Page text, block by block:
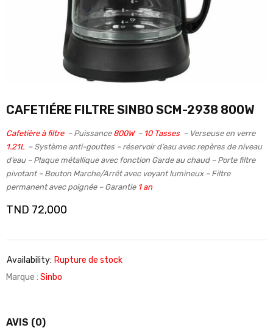
CAFETIÉRE FILTRE SINBO SCM-2938 800W
Cafetière à filtre – Puissance 800W – 10 Tasses – Verseuse en verre
1.21L– Système anti-gouttes – réservoir d’eau avec repères de niveau
d’eau – Plaque métallique avec fonction Garde au chaud – Porte filtre
pivotant – Bouton Marche/Arrêt avec voyant lumineux – Filtre
permanent avec poignée – Garantie 1 an
TND 72,000
Availability: Rupture de stock
Marque : Sinbo
AVIS (0)